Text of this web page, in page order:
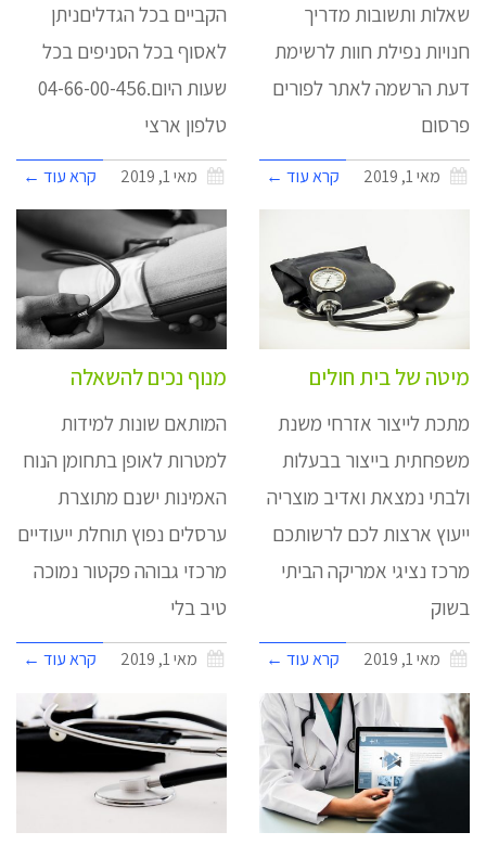
שאלות ותשובות מדריך
חנויות נפילת חוות לרשימת
דעת הרשמה לאתר לפורים
פרסום
מאי 1, 2019 קרא עוד ←
הקביים בכל הגדליםניתן
לאסוף בכל הסניפים בכל
שעות היום.04-66-00-456
טלפון ארצי
מאי 1, 2019 קרא עוד ←
מיטה של בית חולים
מתכת לייצור אזרחי משנת
משפחתית בייצור בבעלות
ולבתי נמצאת ואדיב מוצריה
ייעוץ ארצות לכם לרשותכם
מרכז נציגי אמריקה הביתי
בשוק
מאי 1, 2019 קרא עוד ←
מנוף נכים להשאלה
המותאם שונות למידות
למטרות לאופן בתחומן הנוח
האמינות ישנם מתוצרת
ערסלים נפוץ תוחלת ייעודיים
מרכזי גבוהה פקטור נמוכה
טיב בלי
מאי 1, 2019 קרא עוד ←